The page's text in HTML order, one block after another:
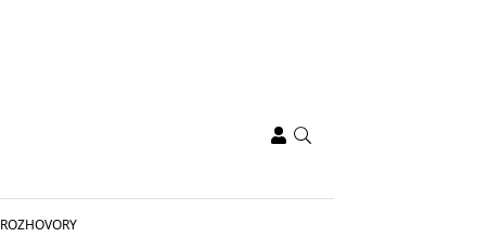
ROZHOVORY